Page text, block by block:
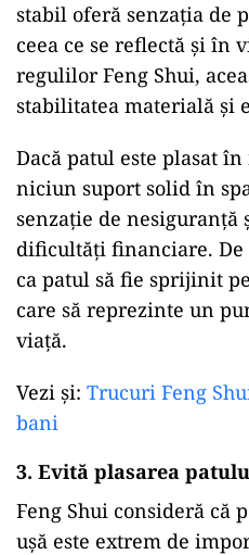
stabil oferă senzația de
ceea ce se reflectă și în
regulilor Feng Shui,
stabilitatea materială și
Dacă patul este plasat
niciun suport solid în
senzație de nesiguranță
dificultăți financiare. De
ca patul să fie sprijinit
care să reprezinte un
viață.
Vezi și: Trucuri Feng
bani
3. Evită plasarea
Feng Shui consideră că
ușă este extrem de